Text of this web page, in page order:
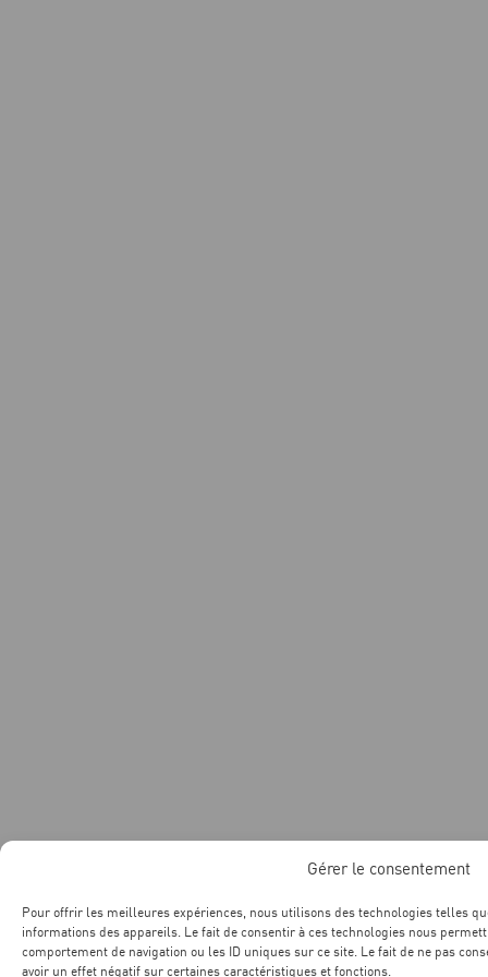
Gérer le consentement
Pour offrir les meilleures expériences, nous utilisons des technologies telles
informations des appareils. Le fait de consentir à ces technologies nous
comportement de navigation ou les ID uniques sur ce site. Le fait de ne pas
avoir un effet négatif sur certaines caractéristiques et fonctions.